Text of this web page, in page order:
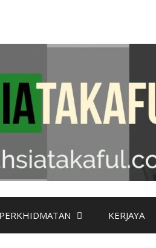
PERKHIDMATAN KERJAYA